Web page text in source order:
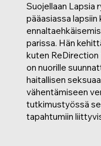
Suojellaan Lapsia
pääasiassa
parissa. Hän
kuten ReDirection
on nuorille
haitallisen
vähentämiseen
tutkimustyössä
tapahtumiin